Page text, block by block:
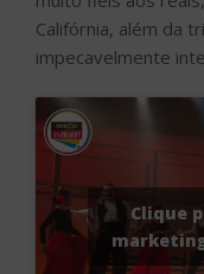
Califórnia, além da
impecavelmente
Clique